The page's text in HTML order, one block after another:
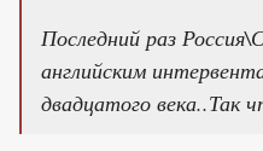
Последний раз
английским
двадцатого века..Так